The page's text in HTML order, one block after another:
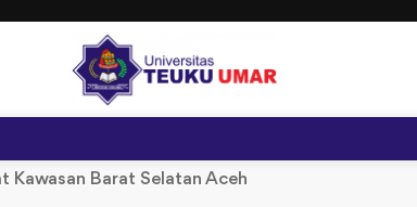
Kawasan Barat Selatan Aceh